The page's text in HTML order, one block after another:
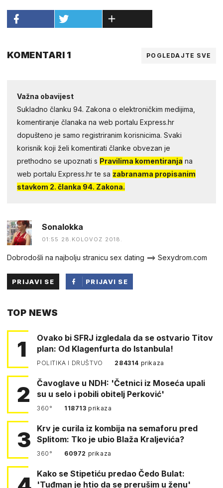
KOMENTARI 1 POGLEDAJTE SVE
Važna obavijest
Sukladno članku 94. Zakona o elektroničkim medijima,
komentiranje članaka na web portalu Express.hr
dopušteno je samo registriranim korisnicima. Svaki
korisnik koji želi komentirati članke obvezan je
prethodno se upoznati s Pravilima komentiranja na
web portalu Express.hr te sa zabranama propisanim
stavkom 2. članka 94. Zakona.
Sonalokka
01:55 28.KOLOVOZ 2018.
Dobrodošli na najbolju stranicu sex dating ==> Sexydrom.com
PRIJAVI SE
PRIJAVI SE
TOP NEWS
1
Ovako bi SFRJ izgledala da se ostvario Titov
plan: Od Klagenfurta do Istanbula!
POLITIKA I DRUŠTVO 284314 prikaza
2
Čavoglave u NDH: 'Četnici iz Moseća upali
su u selo i pobili obitelj Perković'
360° 118713prikaza
3
Krv je curila iz kombija na semaforu pred
Splitom: Tko je ubio Blaža Kraljevića?
360° 60972 prikaza
Kako se Stipetiću predao Čedo Bulat:
'Tuđman je htio da se prerušim u ženu'